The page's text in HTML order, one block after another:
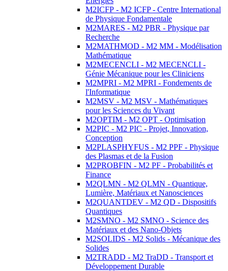
M2ICFP - M2 ICFP - Centre International
de Physique Fondamentale
M2MARES - M2 PBR - Physique par
Recherche
M2MATHMOD - M2 MM - Modélisation
Mathématique
M2MECENCLI - M2 MECENCLI -
Génie Mécanique pour les Cliniciens
M2MPRI - M2 MPRI - Fondements de
l'Informatique
M2MSV - M2 MSV - Mathématiques
pour les Sciences du Vivant
M2OPTIM - M2 OPT - Optimisation
M2PIC - M2 PIC - Projet, Innovation,
Conception
M2PLASPHYFUS - M2 PPF - Physique
des Plasmas et de la Fusion
M2PROBFIN - M2 PF - Probabilités et
Finance
M2QLMN - M2 QLMN - Quantique,
Lumière, Matériaux et Nanosciences
M2QUANTDEV - M2 QD - Dispositifs
Quantiques
M2SMNO - M2 SMNO - Science des
Matériaux et des Nano-Objets
M2SOLIDS - M2 Solids - Mécanique des
Solides
M2TRADD - M2 TraDD - Transport et
Développement Durable